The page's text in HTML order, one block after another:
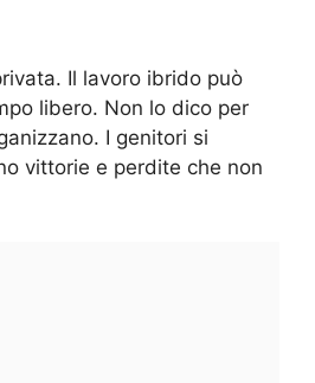
Il lavoro ibrido può
libero. Non lo dico per
I genitori si
vittorie e perdite che non